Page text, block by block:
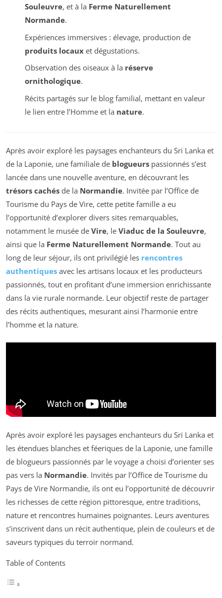
Souleuvre, et à la Ferme Naturellement
Normande.
Expériences immersives : élevage, production de
produits locauxet dégustations.
Observation des oiseaux à la réserve
ornithologique.
Récits partagés sur le blog familial, mettant en valeur
le lien entre l’Homme et la nature.
Après avoir exploré les paysages enchanteurs du Sri Lanka et
de la Laponie, une familiale de blogueurs passionnés s’est
lancée dans une nouvelle aventure, en découvrant les
trésors cachés de la Normandie. Invitée par l’Office de
Tourisme du Pays de Vire, cette petite famille a eu
l’opportunité d’explorer divers sites remarquables,
notamment le musée de Vire, le Viaduc de la Souleuvre,
ainsi que la Ferme Naturellement Normande. Tout au
long de leur séjour, ils ont privilégié les rencontres
authentiques avec les artisans locaux et les producteurs
passionnés, tout en profitant d’une immersion enrichissante
dans la vie rurale normande. Leur objectif reste de partager
des récits authentiques, mesurant ainsi l’harmonie entre
l’homme et la nature.
Après avoir exploré les paysages enchanteurs du Sri Lanka et
les étendues blanches et féeriques de la Laponie, une famille
de blogueurs passionnés par le voyage a choisi d’orienter ses
pas vers la Normandie. Invités par l’Office de Tourisme du
Pays de Vire Normandie, ils ont eu l’opportunité de découvrir
les richesses de cette région pittoresque, entre traditions,
nature et rencontres humaines poignantes. Leurs aventures
s’inscrivent dans un récit authentique, plein de couleurs et de
saveurs typiques du terroir normand.
Table of Contents